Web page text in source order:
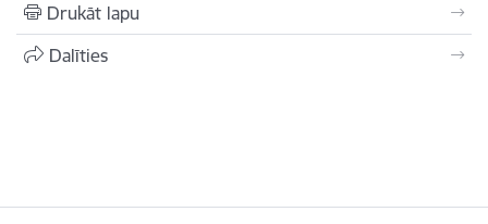
Drukāt lapu
Dalīties